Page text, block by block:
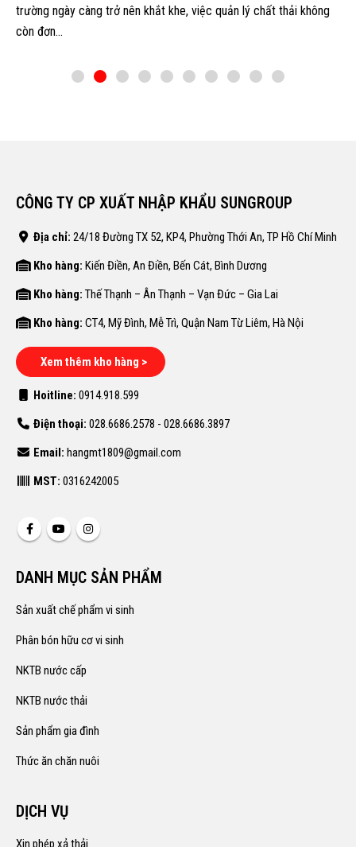
trường ngày càng trở nên khắt khe, việc quản lý chất thải không
còn đơn...
CÔNG TY CP XUẤT NHẬP KHẨU SUNGROUP
Địa chỉ: 24/18 Đường TX 52, KP4, Phường Thới An, TP Hồ Chí Minh
Kho hàng: Kiến Điền, An Điền, Bến Cát, Bình Dương
Kho hàng: Thế Thạnh – Ân Thạnh – Vạn Đức – Gia Lai
Kho hàng: CT4, Mỹ Đình, Mễ Trì, Quận Nam Từ Liêm, Hà Nội
Xem thêm kho hàng >
Hoitline: 0914.918.599
Điện thoại: 028.6686.2578 - 028.6686.3897
Email: hangmt1809@gmail.com
MST: 0316242005
DANH MỤC SẢN PHẨM
Sản xuất chế phẩm vi sinh
Phân bón hữu cơ vi sinh
NKTB nước cấp
NKTB nước thải
Sản phẩm gia đình
Thức ăn chăn nuôi
DỊCH VỤ
Xin phép xả thải